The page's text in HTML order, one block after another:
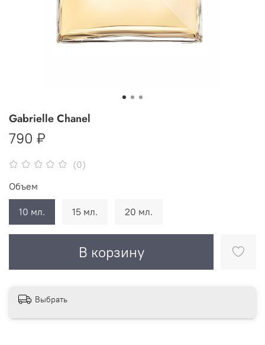
(0)
Gabrielle Chanel
790 ₽
В корзину
Объем
10 мл. 15 мл. 20 мл.
Выбрать